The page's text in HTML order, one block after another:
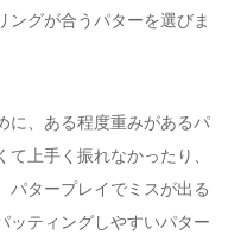
ングが合うパターを選びま
に、ある程度重みがあるパ
上手く振れなかったり、
パタープレイでミスが出る
ッティングしやすいパター